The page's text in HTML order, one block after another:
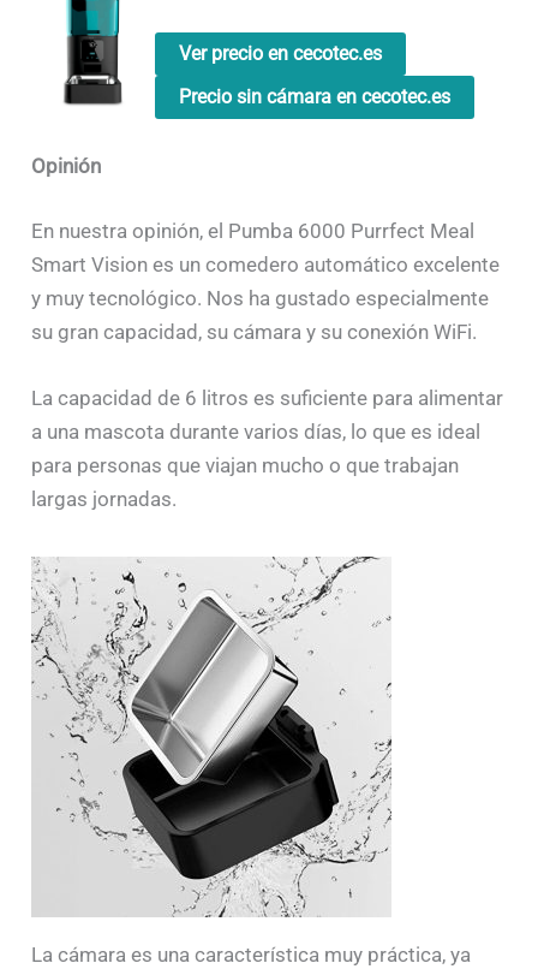
Ver precio en cecotec.es
Precio sin cámara en cecotec.es
Opinión
En nuestra opinión, el Pumba 6000 Purrfect Meal
Smart Vision es un comedero automático excelente
y muy tecnológico. Nos ha gustado especialmente
su gran capacidad, su cámara y su conexión WiFi.
La capacidad de 6 litros es suficiente para alimentar
a una mascota durante varios días, lo que es ideal
para personas que viajan mucho o que trabajan
largas jornadas.
La cámara es una característica muy práctica, ya